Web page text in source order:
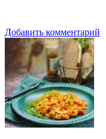
Добавить комментарий